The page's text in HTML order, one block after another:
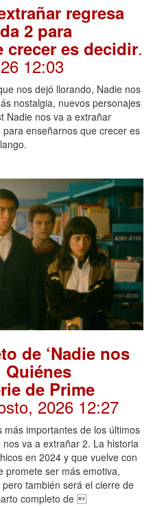
regresa
2 para
crecer es decidir.
12:03
nos dejó llorando, Nadie nos
nostalgia, nuevos personajes
Nadie nos va a extrañar
enseñarnos que crecer es
de ‘Nadie nos
Quiénes
de Prime
2026 12:27
más importantes de los últimos
va a extrañar 2. La historia
en 2024 y que vuelve con
promete ser más emotiva,
también será el cierre de
completo de 